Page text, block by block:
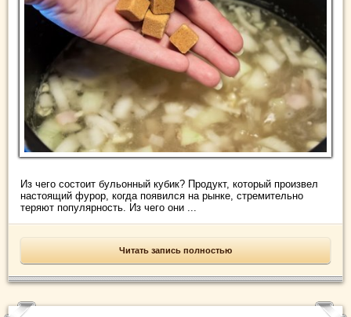
Из чего состоит бульонный кубик? Продукт, который произвел
настоящий фурор, когда появился на рынке, стремительно
теряют популярность. Из чего они ...
Читать запись полностью